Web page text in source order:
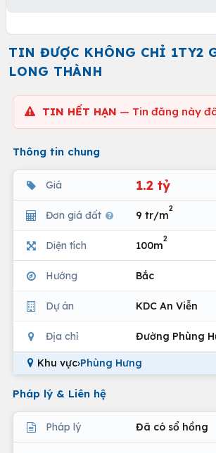
TIN ĐƯỢC KHÔNG CHỈ 1TY2
LONG THÀNH
TIN HẾT HẠN — Tin đăng này
Thông tin chung
Giá 1.2 tỷ
Đơn giá đất 9 tr/m
2
Diện tích 100m
2
Hướng Bắc
Dự án KDC An Viễn
Địa chỉ Đường Phùng
Khu vực›Phùng Hưng
Pháp lý & Liên hệ
Pháp lý Đã có sổ hồng